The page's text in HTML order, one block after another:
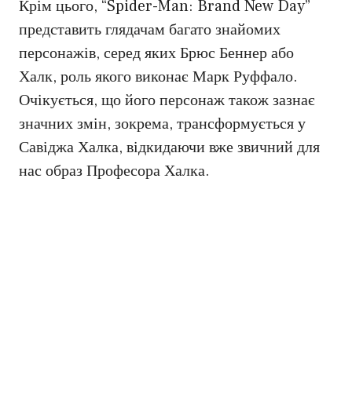
Крім цього, “Spider-Man: Brand New Day”
представить глядачам багато знайомих
персонажів, серед яких Брюс Беннер або
Халк, роль якого виконає Марк Руффало.
Очікується, що його персонаж також зазнає
значних змін, зокрема, трансформується у
Савіджа Халка, відкидаючи вже звичний для
нас образ Професора Халка.